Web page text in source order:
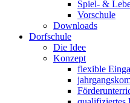
Spiel- &
Vorschule
Downloads
Dorfschule
Die Idee
Konzept
flexible